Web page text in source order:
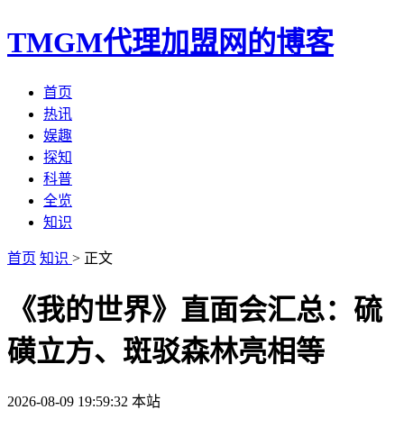
TMGM代理加盟网的博客
首页
热讯
娱趣
探知
科普
全览
知识
首页 知识 > 正文
《我的世界》直面会汇总：硫
磺立方、斑驳森林亮相等
2026-08-09 19:59:32 本站